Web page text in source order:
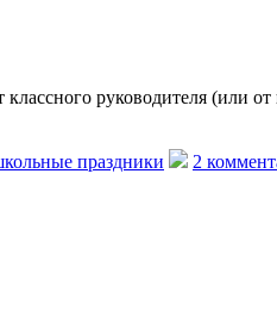
руководителя (или
праздники
2